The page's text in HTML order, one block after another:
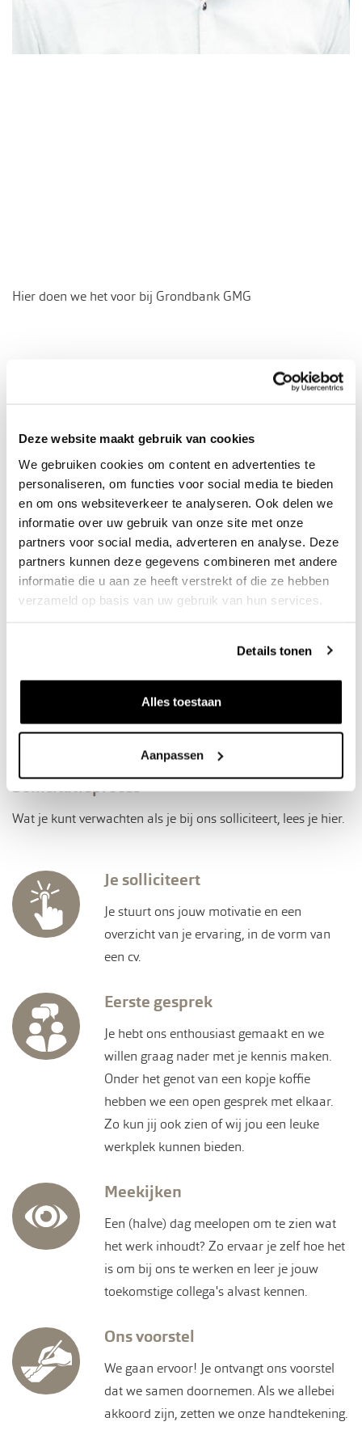
Deze website maakt gebruik van cookies
We gebruiken cookies om content en advertenties te
personaliseren, om functies voor social media te bieden
en om ons websiteverkeer te analyseren. Ook delen we
informatie over uw gebruik van onze site met onze
partners voor social media, adverteren en analyse. Deze
partners kunnen deze gegevens combineren met andere
informatie die u aan ze heeft verstrekt of die ze hebben
verzameld op basis van uw gebruik van hun services.
Details tonen
Alles toestaan
Aanpassen
Hier doen we het voor bij Grondbank GMG
werkenbij@k3.nl
hj.barten@grondbankgmg.nl
06 57 09 00 97
Sollicitatieproces
Wat je kunt verwachten als je bij ons solliciteert, lees je hier.
Je solliciteert
Je stuurt ons jouw motivatie en een
overzicht van je ervaring, in de vorm van
een cv.
Eerste gesprek
Je hebt ons enthousiast gemaakt en we
willen graag nader met je kennis maken.
Onder het genot van een kopje koffie
hebben we een open gesprek met elkaar.
Zo kun jij ook zien of wij jou een leuke
werkplek kunnen bieden.
Meekijken
Een (halve) dag meelopen om te zien wat
het werk inhoudt? Zo ervaar je zelf hoe het
is om bij ons te werken en leer je jouw
toekomstige collega's alvast kennen.
Ons voorstel
We gaan ervoor! Je ontvangt ons voorstel
dat we samen doornemen. Als we allebei
akkoord zijn, zetten we onze handtekening.